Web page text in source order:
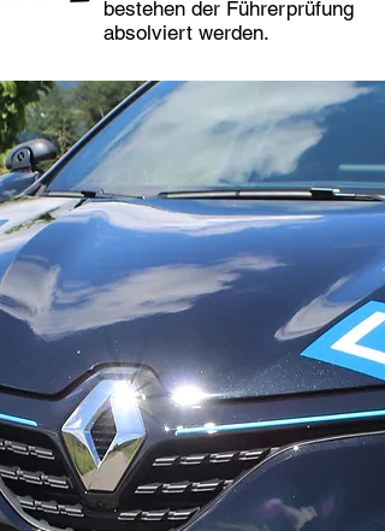
bestehen der Führerprüfung
absolviert werden.